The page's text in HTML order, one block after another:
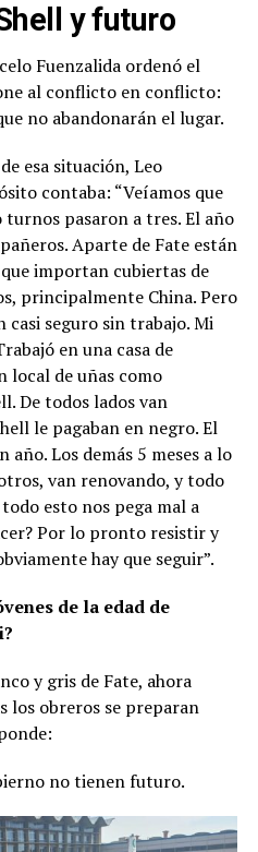
y futuro
Fuenzalida ordenó el
al conflicto en conflicto:
no abandonarán el lugar.
esa situación, Leo
contaba: “Veíamos que
pasaron a tres. El año
Aparte de Fate están
importan cubiertas de
principalmente China. Pero
casi seguro sin trabajo. Mi
en una casa de
local de uñas como
De todos lados van
le pagaban en negro. El
Los demás 5 meses a lo
van renovando, y todo
esto nos pega mal a
Por lo pronto resistir y
hay que seguir”.
de la edad de
y gris de Fate, ahora
los obreros se preparan
no tienen futuro.